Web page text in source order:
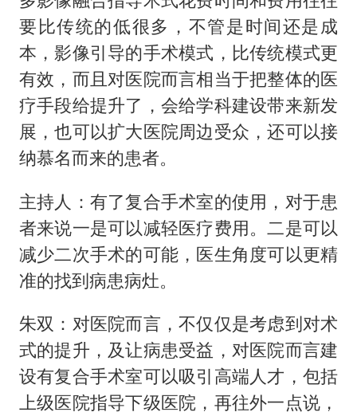
要比传统的低很多，不管是时间还是成
本，影像引导的手术模式，比传统模式更
有效，而且对医院而言相当于把整体的医
疗手段给提升了，会给学科建设带来新发
展，也可以扩大医院周边受众，还可以接
纳慕名而来的患者。
主持人：有了复合手术室的使用，对于患
者来说一是可以减轻医疗费用。二是可以
减少二次手术的可能，医生角度可以更精
准的找到病患病灶。
朱双：对医院而言，不仅仅是考虑到对术
式的提升，及让病患受益，对医院而言建
设有复合手术室可以吸引高端人才，包括
上级医院指导下级医院，再往外一点说，